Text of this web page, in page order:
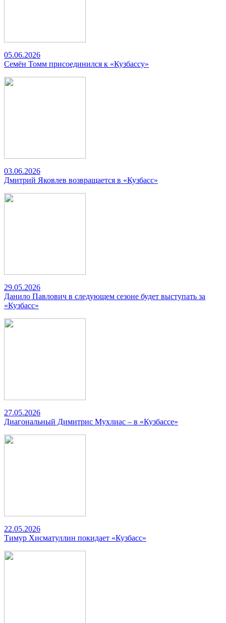
05.06.2026
Семён Томм присоединился к «Кузбассу»
03.06.2026
Дмитрий Яковлев возвращается в «Кузбасс»
29.05.2026
Данило Павлович в следующем сезоне будет выступать за
«Кузбасс»
27.05.2026
Диагональный Димитрис Мухлиас – в «Кузбассе»
22.05.2026
Тимур Хисматуллин покидает «Кузбасс»